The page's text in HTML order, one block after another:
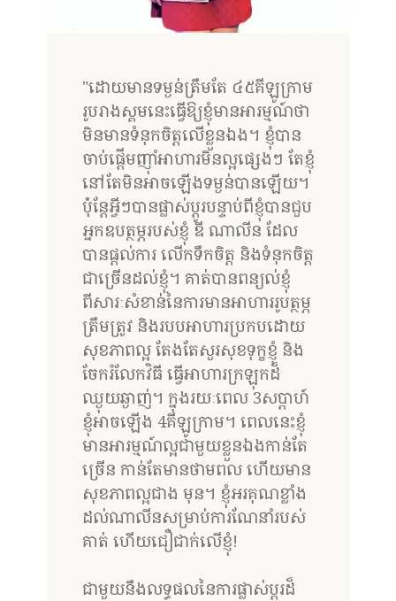
"ដោយមានទម្ងន់ត្រឹមតែ ៤៥គីឡូក្រាម
រូបរាងស្គមនេះធ្វើឱ្យខ្ញុំមានអារម្មណ៍ថា
មិនមានទំនុកចិត្តលើខ្លួនឯង។ ខ្ញុំបាន
ចាប់ផ្តើមញ៉ាំអាហារមិនល្អផ្សេងៗ តែខ្ញុំ
នៅតែមិនអាចឡើងទម្ងន់បានឡើយ។
ប៉ុន្តែអ្វីៗបានផ្លាស់ប្តូរបន្ទាប់ពីខ្ញុំបានជួប
អ្នកឧបត្ថម្ភរបស់ខ្ញុំ ឌី ណាលីន ដែល
បានផ្តល់ការ លើកទឹកចិត្ត និងទំនុកចិត្ត
ជាច្រើនដល់ខ្ញុំ។ គាត់បានពន្យល់ខ្ញុំ
ពីសារៈសំខាន់នៃការមានអាហាររូបត្ថម្ភ
ត្រឹមត្រូវ និងរបបអាហារប្រកបដោយ
សុខភាពល្អ តែងតែសួរសុខទុក្ខខ្ញុំ និង
ចែករំលែកវិធី ធ្វើអាហារក្រឡុកដ៏
ឈ្ងុយឆ្ងាញ់។ ក្នុងរយៈពេល 3សប្តាហ៍
ខ្ញុំអាចឡើង 4គីឡូក្រាម។ ពេលនេះខ្ញុំ
មានអារម្មណ៍ល្អជាមួយខ្លួនឯងកាន់តែ
ច្រើន កាន់តែមានថាមពល ហើយមាន
សុខភាពល្អជាង មុន។ ខ្ញុំអរគុណខ្លាំង
ដល់ណាលីនសម្រាប់ការណែនាំរបស់
គាត់ ហើយជឿជាក់លើខ្ញុំ!
ជាមួយនឹងលទ្ធផលនៃការផ្លាស់ប្តូរដ៏